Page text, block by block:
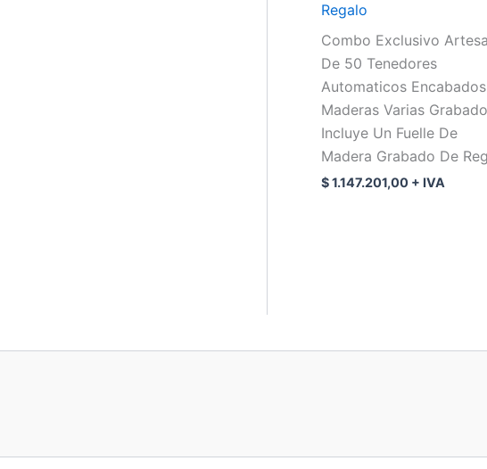
Regalo
Combo Exclusivo
De 50 Tenedores
Automaticos
Maderas Varias Grabado
Incluye Un Fuelle De
Madera Grabado De
$1.147.201,00 + IVA